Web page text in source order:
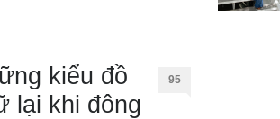
kiểu đồ
lại khi đông
95